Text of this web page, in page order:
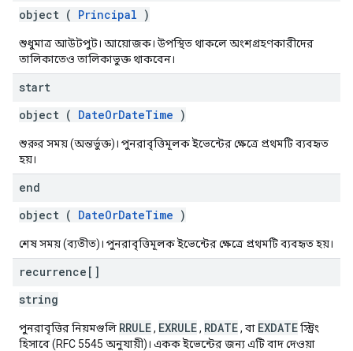
object ( Principal )
শুধুমাত্র আউটপুট। আয়োজক। উপস্থিত থাকলে অংশগ্রহণকারীদের
তালিকাতেও তালিকাভুক্ত থাকবেন।
start
object ( DateOrDateTime )
শুরুর সময় (অন্তর্ভুক্ত)। পুনরাবৃত্তিমূলক ইভেন্টের ক্ষেত্রে প্রথমটি ব্যবহৃত
হয়।
end
object ( DateOrDateTime )
শেষ সময় (ব্যতীত)। পুনরাবৃত্তিমূলক ইভেন্টের ক্ষেত্রে প্রথমটি ব্যবহৃত হয়।
recurrence[]
string
পুনরাবৃত্তির নিয়মগুলি RRULE, EXRULE, RDATE, বা EXDATEস্ট্রিং
হিসাবে (RFC 5545 অনুযায়ী)। একক ইভেন্টের জন্য এটি বাদ দেওয়া